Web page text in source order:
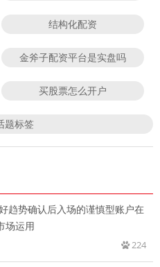
结构化配资
金斧子配资平台是实盘吗
买股票怎么开户
题标签
趋势确认后入场的谨慎型账户在
场运用
224